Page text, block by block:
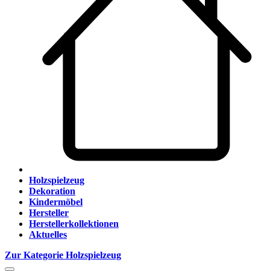
Holzspielzeug
Dekoration
Kindermöbel
Hersteller
Herstellerkollektionen
Aktuelles
Zur Kategorie Holzspielzeug